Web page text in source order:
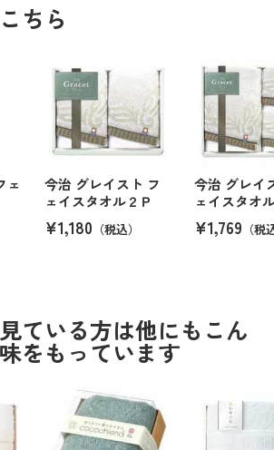
ちら
ェ
今治 グレイスト フ
ェイスタオル２Ｐ
¥1,180 （税込）
今治 グレイ
ェイスタオ
¥1,769 （税
ている方は他にもこん
をもっています